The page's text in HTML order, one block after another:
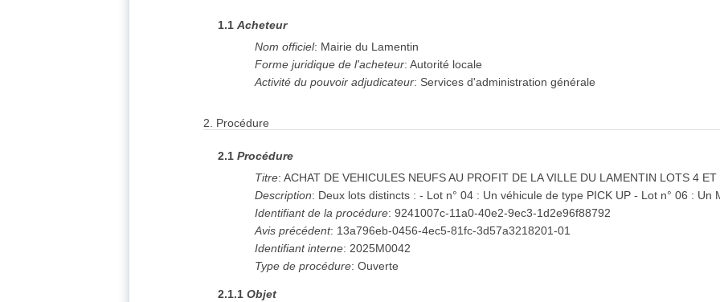
1.1Acheteur
Nom officiel: Mairie du Lamentin
Forme juridique de l'acheteur:Autorité locale
Activité du pouvoir adjudicateur: Services d'administration générale
2. Procédure
2.1Procédure
Titre:ACHAT DE VEHICULES NEUFS AU PROFIT DE LA VILLE DU LAMENTIN LOTS 4 ET
Description: Deux lots distincts : - Lot n° 04 : Un véhicule de type PICK UP - Lot n° 06 : Un
Identifiant de la procédure:9241007c-11a0-40e2-9ec3-1d2e96f88792
Avis précédent: 13a796eb-0456-4ec5-81fc-3d57a3218201-01
Identifiant interne:2025M0042
Type de procédure:Ouverte
2.1.1Objet